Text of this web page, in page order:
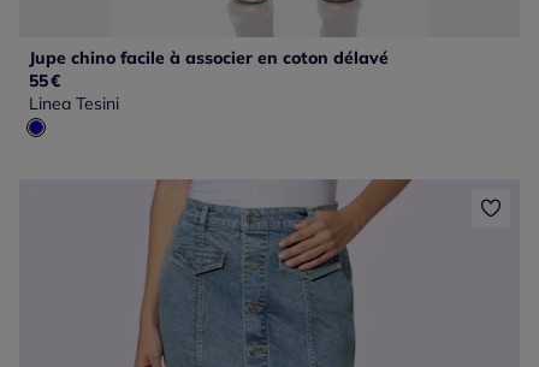
Jupe chino facile à associer en coton délavé
55€
Linea Tesini